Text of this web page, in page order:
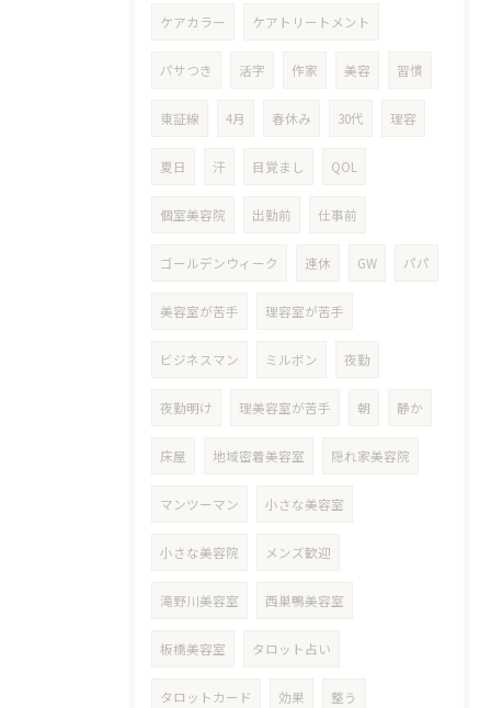
ケアカラー ケアトリートメント
パサつき 活字 作家 美容 習慣
東証線 4月 春休み 30代 理容
夏日 汗 目覚まし QOL
個室美容院 出勤前 仕事前
ゴールデンウィーク 連休 GW パパ
美容室が苦手 理容室が苦手
ビジネスマン ミルボン 夜勤
夜勤明け 理美容室が苦手 朝 静か
床屋 地域密着美容室 隠れ家美容院
マンツーマン 小さな美容室
小さな美容院 メンズ歓迎
滝野川美容室 西巣鴨美容室
板橋美容室 タロット占い
タロットカード 効果 整う